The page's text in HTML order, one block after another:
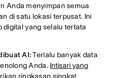
Anda menyimpan semua
di satu lokasi terpusat. Ini
digital yang selalu tertata
AI:Terlalu banyak data
Anda. Intisari yang
ringkasan singkat